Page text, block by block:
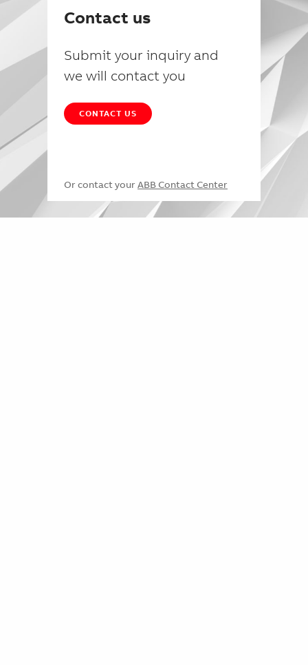
Contact us
Submit your inquiry and
we will contact you
CONTACT US
Or contact your ABB Contact Center